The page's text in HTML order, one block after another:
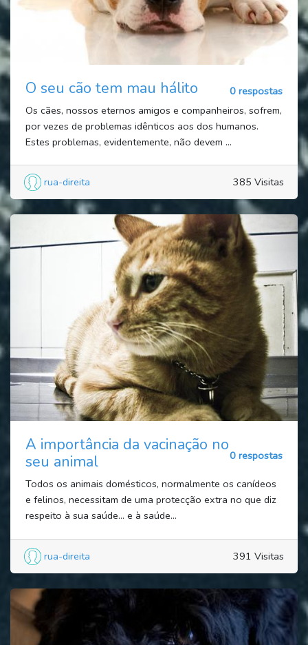
O seu cão tem mau hálito
0 respostas
Os cães, nossos eternos amigos e companheiros, sofrem,
por vezes de problemas idênticos aos dos humanos.
Estes problemas, evidentemente, não devem ...
rua-direita 385 Visitas
A importância da vacinação no
seu animal
0 respostas
Todos os animais domésticos, normalmente os canídeos
e felinos, necessitam de uma protecção extra no que diz
respeito à sua saúde… e à saúde...
rua-direita 391 Visitas